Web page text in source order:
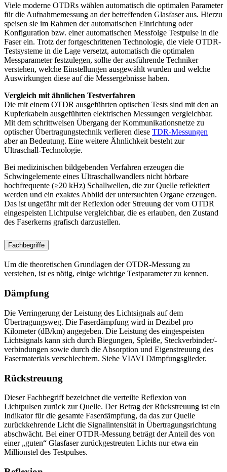
Viele moderne OTDRs wählen automatisch die optimalen Parameter
für die Aufnahmemessung an der betreffenden Glasfaser aus. Hierzu
speisen sie im Rahmen der automatischen Einrichtung oder
Konfiguration bzw. einer automatischen Messfolge Testpulse in die
Faser ein. Trotz der fortgeschrittenen Technologie, die viele OTDR-
Testsysteme in die Lage versetzt, automatisch die optimalen
Messparameter festzulegen, sollte der ausführende Techniker
verstehen, welche Einstellungen ausgewählt wurden und welche
Auswirkungen diese auf die Messergebnisse haben.
Vergleich mit ähnlichen Testverfahren
Die mit einem OTDR ausgeführten optischen Tests sind mit den an
Kupferkabeln ausgeführten elektrischen Messungen vergleichbar.
Mit dem schrittweisen Übergang der Kommunikationsnetze zu
optischer Übertragungstechnik verlieren diese TDR-Messungen
aber an Bedeutung. Eine weitere Ähnlichkeit besteht zur
Ultraschall-Technologie.
Bei medizinischen bildgebenden Verfahren erzeugen die
Schwingelemente eines Ultraschallwandlers nicht hörbare
hochfrequente (≥20 kHz) Schallwellen, die zur Quelle reflektiert
werden und ein exaktes Abbild der untersuchten Organe erzeugen.
Das ist ungefähr mit der Reflexion oder Streuung der vom OTDR
eingespeisten Lichtpulse vergleichbar, die es erlauben, den Zustand
des Faserkerns grafisch darzustellen.
Fachbegriffe
Um die theoretischen Grundlagen der OTDR-Messung zu
verstehen, ist es nötig, einige wichtige Testparameter zu kennen.
Dämpfung
Die Verringerung der Leistung des Lichtsignals auf dem
Übertragungsweg. Die Faserdämpfung wird in Dezibel pro
Kilometer (dB/km) angegeben. Die Leistung des eingespeisten
Lichtsignals kann sich durch Biegungen, Spleiße, Steckverbinder/-
verbindungen sowie durch die Absorption und Eigenstreuung des
Fasermaterials verschlechtern. Siehe VIAVI Dämpfungsglieder.
Rückstreuung
Dieser Fachbegriff bezeichnet die verteilte Reflexion von
Lichtpulsen zurück zur Quelle. Der Betrag der Rückstreuung ist ein
Indikator für die gesamte Faserdämpfung, da das zur Quelle
zurückkehrende Licht die Signalintensität in Übertragungsrichtung
abschwächt. Bei einer OTDR-Messung beträgt der Anteil des von
einer „guten“ Glasfaser zurückgestreuten Lichts nur etwa ein
Millionstel des Testpulses.